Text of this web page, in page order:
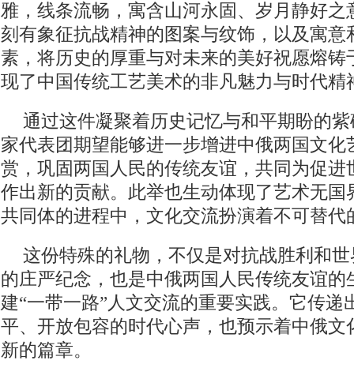
雅，线条流畅，寓含山河永固、岁月静好之
刻有象征抗战精神的图案与纹饰，以及寓意
素，将历史的厚重与对未来的美好祝愿熔铸
现了中国传统工艺美术的非凡魅力与时代精
通过这件凝聚着历史记忆与和平期盼的
家代表团期望能够进一步增进中俄两国文化
赏，巩固两国人民的传统友谊，共同为促进
作出新的贡献。此举也生动体现了艺术无国
共同体的进程中，文化交流扮演着不可替代
这份特殊的礼物，不仅是对抗战胜利和
的庄严纪念，也是中俄两国人民传统友谊的
建“一带一路”人文交流的重要实践。它传递
平、开放包容的时代心声，也预示着中俄文
新的篇章。